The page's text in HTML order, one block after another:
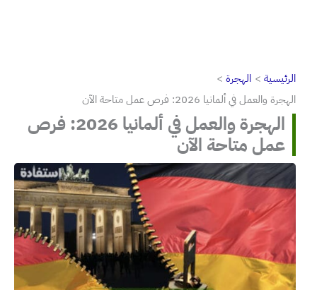
الرئيسية
الهجرة
الهجرة والعمل في ألمانيا 2026: فرص عمل متاحة الآن
الهجرة والعمل في ألمانيا 2026: فرص
عمل متاحة الآن